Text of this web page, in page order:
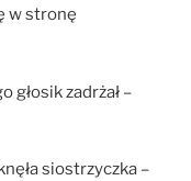
w stronę
głosik zadrżał –
siostrzyczka –